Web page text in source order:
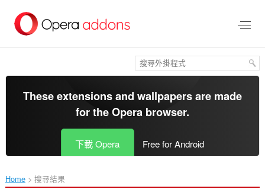
區
These extensions and wallpapers are made
for theOpera browser.
下載 Opera Free for Android
Home 搜尋結果